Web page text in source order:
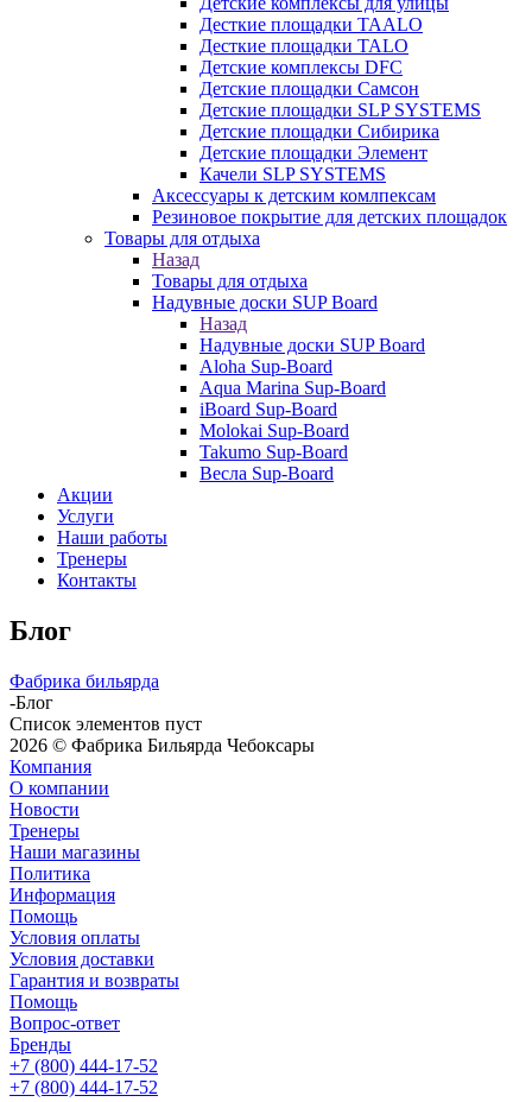
Десткие площадки TAALO
Десткие площадки TALO
Детские комплексы DFC
Детские площадки Самсон
Детские площадки SLP SYSTEMS
Детские площадки Сибирика
Детские площадки Элемент
Качели SLP SYSTEMS
Аксессуары к детским комлпексам
Резиновое покрытие для детских площадок
Товары для отдыха
Назад
Товары для отдыха
Надувные доски SUP Board
Назад
Надувные доски SUP Board
Aloha Sup-Board
Aqua Marina Sup-Board
iBoard Sup-Board
Molokai Sup-Board
Takumo Sup-Board
Весла Sup-Board
Акции
Услуги
Наши работы
Тренеры
Контакты
Блог
Фабрика бильярда
-Блог
Список элементов пуст
2026 © Фабрика Бильярда Чебоксары
Компания
О компании
Новости
Тренеры
Наши магазины
Политика
Информация
Помощь
Условия оплаты
Условия доставки
Гарантия и возвраты
Помощь
Вопрос-ответ
Бренды
+7 (800) 444-17-52
+7 (800) 444-17-52